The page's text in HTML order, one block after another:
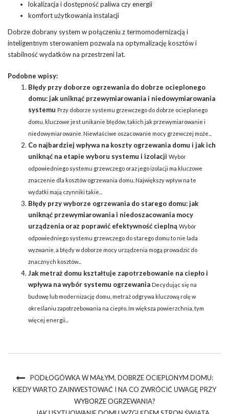
lokalizacja i dostępność paliwa czy energii
komfort użytkowania instalacji
Dobrze dobrany system w połączeniu z termomodernizacją i
inteligentnym sterowaniem pozwala na optymalizację kosztów i
stabilność wydatków na przestrzeni lat.
Podobne wpisy:
Błędy przy doborze ogrzewania do dobrze ocieplonego
domu: jak uniknąć przewymiarowania i niedowymiarowania
systemu Przy doborze systemu grzewczego do dobrze ocieplonego
domu, kluczowe jest unikanie błędów, takich jak przewymiarowanie i
niedowymiarowanie. Niewłaściwe oszacowanie mocy grzewczej może...
Co najbardziej wpływa na koszty ogrzewania domu i jak ich
uniknąć na etapie wyboru systemu i izolacji Wybór
odpowiedniego systemu grzewczego oraz jego izolacji ma kluczowe
znaczenie dla kosztów ogrzewania domu. Największy wpływ na te
wydatki mają czynniki takie...
Błędy przy wyborze ogrzewania do starego domu: jak
uniknąć przewymiarowania i niedoszacowania mocy
urządzenia oraz poprawić efektywność cieplną Wybór
odpowiedniego systemu grzewczego do starego domu to nie lada
wyzwanie, a błędy w doborze mocy urządzenia mogą prowadzić do
znacznych kosztów...
Jak metraż domu kształtuje zapotrzebowanie na ciepło i
wpływa na wybór systemu ogrzewania Decydując się na
budowę lub modernizację domu, metraż odgrywa kluczową rolę w
określaniu zapotrzebowania na ciepło. Im większa powierzchnia, tym
więcej energii...
PODŁOGÓWKA W MAŁYM, DOBRZE OCIEPLONYM DOMU:
KIEDY WARTO ZAINWESTOWAĆ I NA CO ZWRÓCIĆ UWAGĘ PRZY
WYBORZE OGRZEWANIA?